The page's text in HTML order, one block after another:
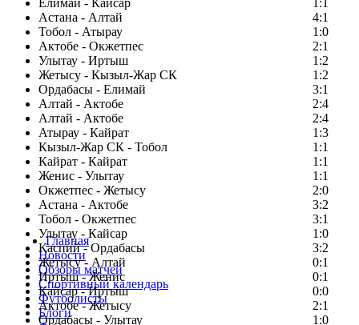
Елимай - Кайсар
1:1
Астана - Алтай
4:1
Тобол - Атырау
1:0
Актобе - Окжетпес
2:1
Улытау - Иртыш
1:2
Жетысу - Кызыл-Жар СК
1:2
Ордабасы - Елимай
3:1
Алтай - Актобе
2:4
Алтай - Актобе
2:4
Атырау - Кайрат
1:3
Кызыл-Жар СК - Тобол
1:1
Кайрат - Кайрат
1:1
Женис - Улытау
1:1
Окжетпес - Жетысу
2:0
Астана - Актобе
3:2
Тобол - Окжетпес
3:1
Улытау - Кайсар
1:0
Каспий - Ордабасы
3:2
Жетысу - Алтай
0:1
Иртыш - Женис
0:1
Кайсар - Иртыш
0:0
Актобе - Жетысу
2:1
Ордабасы - Улытау
1:0
Главная
Новости
Обзоры матчей
Спортивный календарь
Футболисты
Блоги